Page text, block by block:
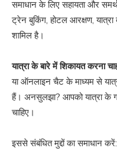
समाधान के लिए सहायता और
ट्रेन बुकिंग, होटल आरक्षण,
शामिल है।
यात्रा के बारे में शिकायत करना
या ऑनलाइन चैट के माध्यम से
हैं। अनसुलझा? आपको यात्रा के
चाहिए।
इससे संबंधित मुद्दों का समाधान करें: